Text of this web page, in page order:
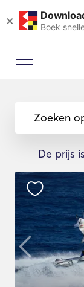
× Boek
Zoeken
De prijs